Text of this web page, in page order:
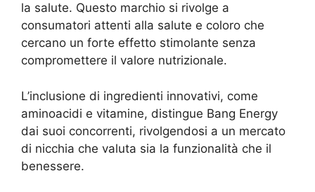
la salute. Questo marchio si rivolge a
consumatori attenti alla salute e coloro che
cercano un forte effetto stimolante senza
compromettere il valore nutrizionale.
L’inclusione di ingredienti innovativi, come
aminoacidi e vitamine, distingue Bang Energy
dai suoi concorrenti, rivolgendosi a un mercato
di nicchia che valuta sia la funzionalità che il
benessere.